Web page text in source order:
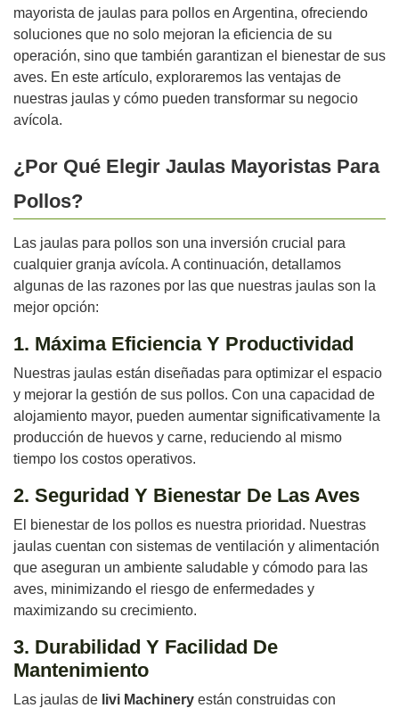
mayorista de jaulas para pollos en Argentina, ofreciendo
soluciones que no solo mejoran la eficiencia de su
operación, sino que también garantizan el bienestar de sus
aves. En este artículo, exploraremos las ventajas de
nuestras jaulas y cómo pueden transformar su negocio
avícola.
¿Por Qué Elegir Jaulas Mayoristas Para
Pollos?
Las jaulas para pollos son una inversión crucial para
cualquier granja avícola. A continuación, detallamos
algunas de las razones por las que nuestras jaulas son la
mejor opción:
1. Máxima Eficiencia Y Productividad
Nuestras jaulas están diseñadas para optimizar el espacio
y mejorar la gestión de sus pollos. Con una capacidad de
alojamiento mayor, pueden aumentar significativamente la
producción de huevos y carne, reduciendo al mismo
tiempo los costos operativos.
2. Seguridad Y Bienestar De Las Aves
El bienestar de los pollos es nuestra prioridad. Nuestras
jaulas cuentan con sistemas de ventilación y alimentación
que aseguran un ambiente saludable y cómodo para las
aves, minimizando el riesgo de enfermedades y
maximizando su crecimiento.
3. Durabilidad Y Facilidad De
Mantenimiento
Las jaulas de livi Machinery están construidas con